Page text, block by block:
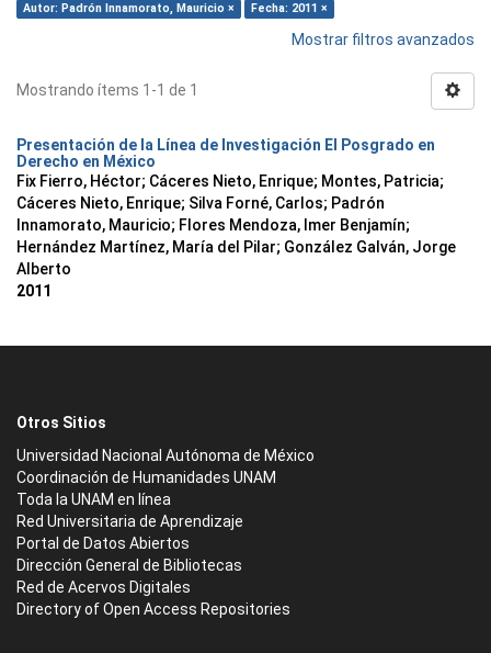
Autor: Padrón Innamorato, Mauricio ×
Fecha: 2011 ×
Mostrar filtros avanzados
Mostrando ítems 1-1 de 1
Presentación de la Línea de Investigación El Posgrado en
Derecho en México
Fix Fierro, Héctor; Cáceres Nieto, Enrique; Montes, Patricia;
Cáceres Nieto, Enrique; Silva Forné, Carlos; Padrón
Innamorato, Mauricio; Flores Mendoza, Imer Benjamín;
Hernández Martínez, María del Pilar; González Galván, Jorge
Alberto
2011
Otros Sitios
Universidad Nacional Autónoma de México
Coordinación de Humanidades UNAM
Toda la UNAM en línea
Red Universitaria de Aprendizaje
Portal de Datos Abiertos
Dirección General de Bibliotecas
Red de Acervos Digitales
Directory of Open Access Repositories